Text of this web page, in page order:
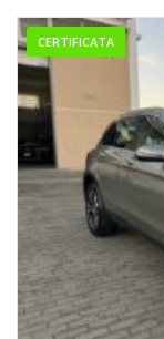
CERTIFICATA